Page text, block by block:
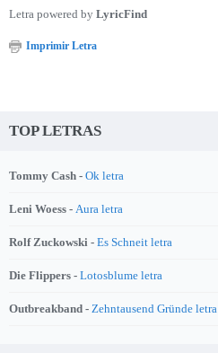
Letra powered by LyricFind
Imprimir Letra
TOP LETRAS
Tommy Cash - Ok letra
Leni Woess - Aura letra
Rolf Zuckowski - Es Schneit letra
Die Flippers - Lotosblume letra
Outbreakband - Zehntausend Gründe letra